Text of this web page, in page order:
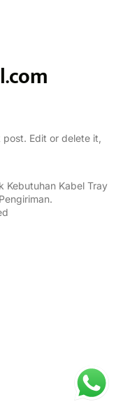
Edit or delete it,
Kebutuhan Kabel Tray